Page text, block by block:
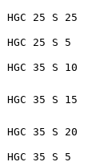
HGC 25 S 25
HGC 25 S 5
HGC 35 S 10
HGC 35 S 15
HGC 35 S 20
HGC 35 S 5